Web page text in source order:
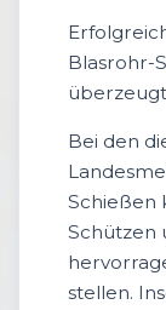
Blasrohr-
Bei den
Schießen
Schützen
stellen.